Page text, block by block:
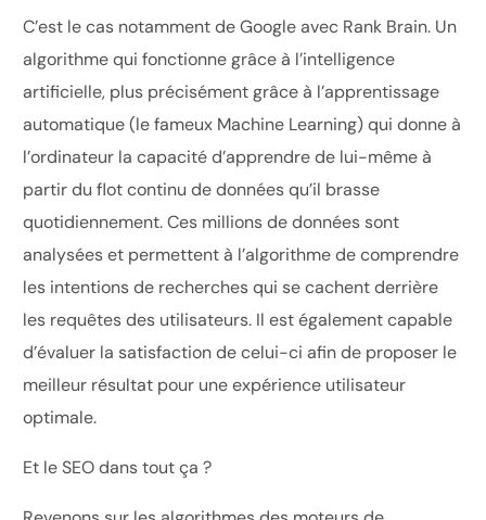
C’est le cas notamment de Google avec Rank Brain. Un
algorithme qui fonctionne grâce à l’intelligence
artificielle, plus précisément grâce à l’apprentissage
automatique (le fameux Machine Learning) qui donne à
l’ordinateur la capacité d’apprendre de lui-même à
partir du flot continu de données qu’il brasse
quotidiennement. Ces millions de données sont
analysées et permettent à l’algorithme de comprendre
les intentions de recherches qui se cachent derrière
les requêtes des utilisateurs. Il est également capable
d’évaluer la satisfaction de celui-ci afin de proposer le
meilleur résultat pour une expérience utilisateur
optimale.
Et le SEO dans tout ça ?